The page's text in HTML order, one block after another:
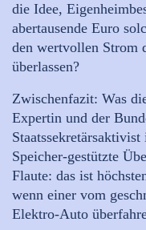
die Idee,
abertausende Euro
den wertvollen Strom
überlassen?
Zwischenfazit: Was
Expertin und der
Speicher-gestützte
Flaute: das ist
wenn einer vom
Elektro-Auto